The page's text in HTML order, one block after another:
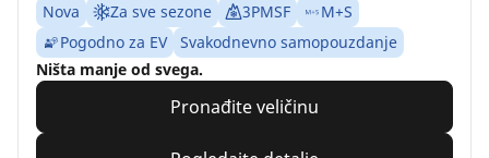
Nova Za sve sezone 3PMSF
M+S
Pogodno za EV
Svakodnevno samopouzdanje
Ništa manje od svega.
Pronađite veličinu